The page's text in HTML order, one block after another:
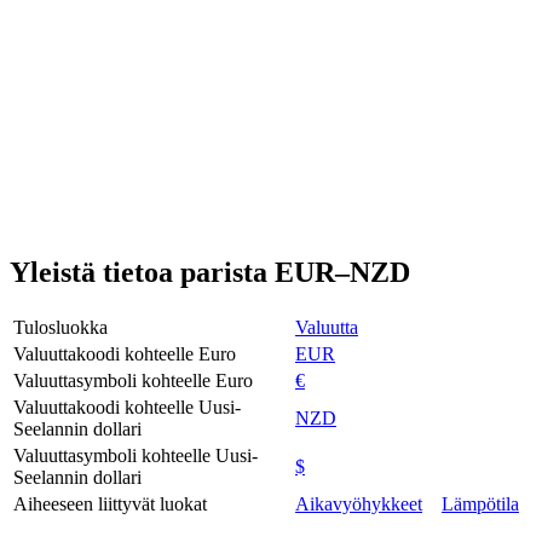
Yleistä tietoa parista EUR–NZD
Tulosluokka
Valuutta
Valuuttakoodi kohteelle Euro
EUR
Valuuttasymboli kohteelle Euro
€
Valuuttakoodi kohteelle Uusi-
Seelannin dollari
NZD
Valuuttasymboli kohteelle Uusi-
Seelannin dollari
$
Aiheeseen liittyvät luokat
Aikavyöhykkeet Lämpötila